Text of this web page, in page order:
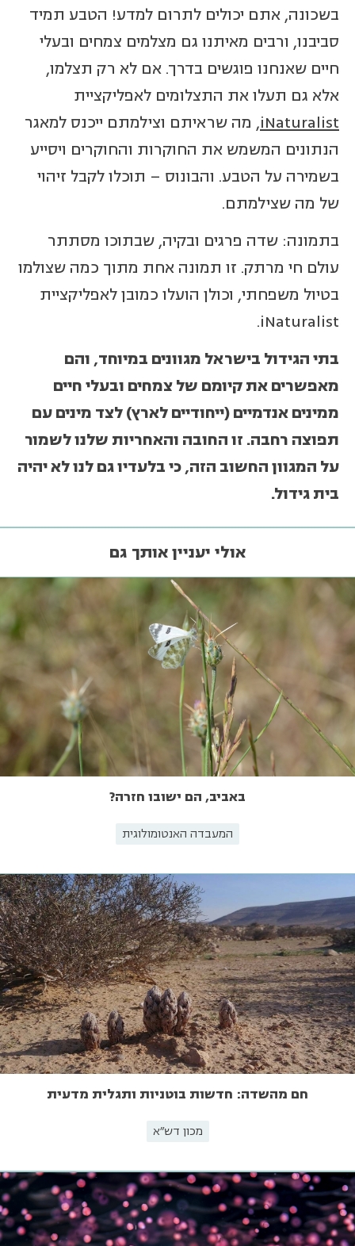
בשכונה, אתם יכולים לתרום למדע! הטבע תמיד
סביבנו, ורבים מאיתנו גם מצלמים צמחים ובעלי
חיים שאנחנו פוגשים בדרך. אם לא רק תצלמו,
אלא גם תעלו את התצלומים לאפליקציית
iNaturalist, מה שראיתם וצילמתם ייכנס למאגר
הנתונים המשמש את החוקרות והחוקרים ויסייע
בשמירה על הטבע. והבונוס – תוכלו לקבל זיהוי
של מה שצילמתם.
בתמונה: שדה פרגים ובקיה, שבתוכו מסתתר
עולם חי מרתק. זו תמונה אחת מתוך כמה שצולמו
בטיול משפחתי, וכולן הועלו כמובן לאפליקציית
iNaturalist.
בתי הגידול בישראל מגוונים במיוחד, והם
מאפשרים את קיומם של צמחים ובעלי חיים
ממינים אנדמיים (ייחודיים לארץ) לצד מינים עם
תפוצה רחבה. זו החובה והאחריות שלנו לשמור
על המגוון החשוב הזה, כי בלעדיו גם לנו לא יהיה
בית גידול.
אולי יעניין אותך גם
באביב, הם ישובו חזרה?
המעבדה האנטומולוגית
חם מהשדה: חדשות בוטניות ותגלית מדעית
מכון דש"א